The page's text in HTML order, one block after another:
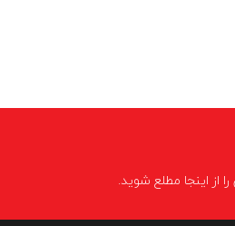
از اینجا مطلع شوید.